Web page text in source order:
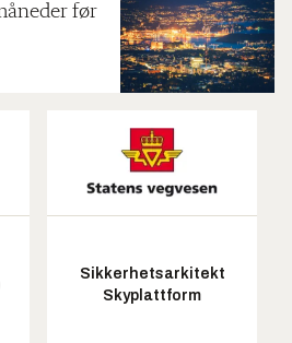
før
Sikkerhetsarkitekt
Skyplattform